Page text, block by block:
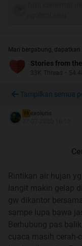
disini yg sekarang
berhubung gw
A : kagak tau gw,
A : Kagak! Ini
seriusan ini!
Yg paling sering
Q : Ini cerita
satunya gak ada
A : F.Y.I, ini bukan
Mari bergabung,
Stories from
33K Thread • 54.4K
Tampilkan semua
TS exoluris
Rintikan air hujan
langit makin gelap
gw dikantor
sampe lupa bawa
Berhubung pas
cuaca masih cerah-